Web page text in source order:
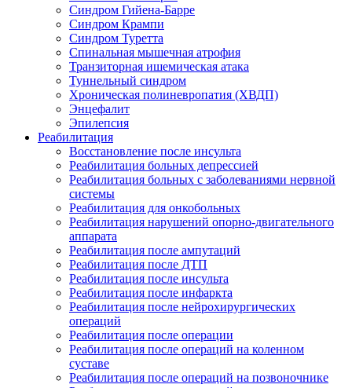
Синдром Гийена-Барре
Синдром Крампи
Синдром Туретта
Спинальная мышечная атрофия
Транзиторная ишемическая атака
Туннельный синдром
Хроническая полиневропатия (ХВДП)
Энцефалит
Эпилепсия
Реабилитация
Восстановление после инсульта
Реабилитация больных депрессией
Реабилитация больных с заболеваниями нервной
системы
Реабилитация для онкобольных
Реабилитация нарушений опорно-двигательного
аппарата
Реабилитация после ампутаций
Реабилитация после ДТП
Реабилитация после инсульта
Реабилитация после инфаркта
Реабилитация после нейрохирургических
операций
Реабилитация после операции
Реабилитация после операций на коленном
суставе
Реабилитация после операций на позвоночнике